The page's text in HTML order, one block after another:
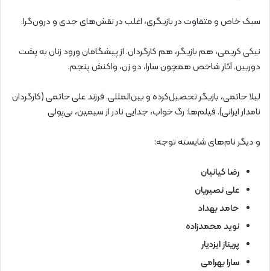
سبک خاص و متفاوت در بازیگری، اغلب در نقش‌های جدی و درون‌گرا.
نیکی کریمی، هم بازیگر، هم کارگردان. از پیشگامان ورود زنان به پشت
دوربین. آثار شاخص همچون سارا، دو زن، واکنش پنجم.
لیلا حاتمی، بازیگر تحصیل‌کرده و بین‌المللی. فرزند علی حاتمی (کارگردان
نامدار ایرانی). فیلم‌ها: رگ خواب، جدایی نادر از سیمین، بی‌پولی
و دیگر نام‌های شایسته توجه:
رضا کیانیان
علی نصیریان
حامد بهداد
نوید محمدزاده
پریناز ایزدیار
سارا بهرامی